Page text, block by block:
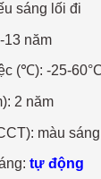
sáng lối đi
13 năm
(℃): -25-
2 năm
màu
tự động